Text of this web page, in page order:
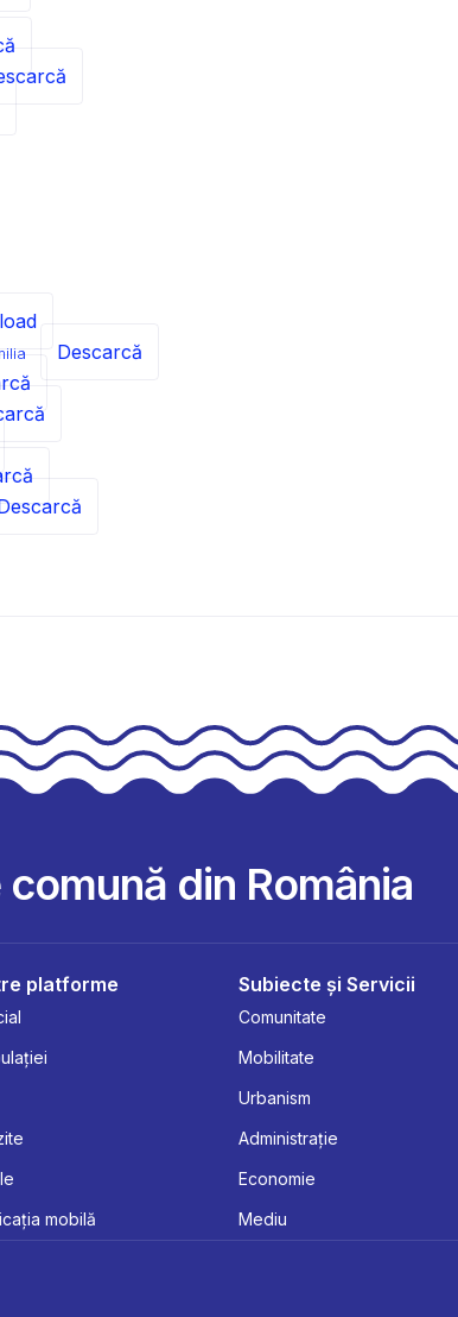
Descarcă
din România
platforme
mobilă
Subiecte și Servicii
Comunitate
Mobilitate
Urbanism
Administrație
Economie
Mediu